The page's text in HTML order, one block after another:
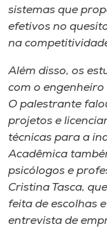
sistemas que
efetivos no
na
Além disso, os
com o
O palestrante
projetos e
técnicas para a
Acadêmica
psicólogos e
Cristina Tasca,
feita de escolhas e
entrevista de